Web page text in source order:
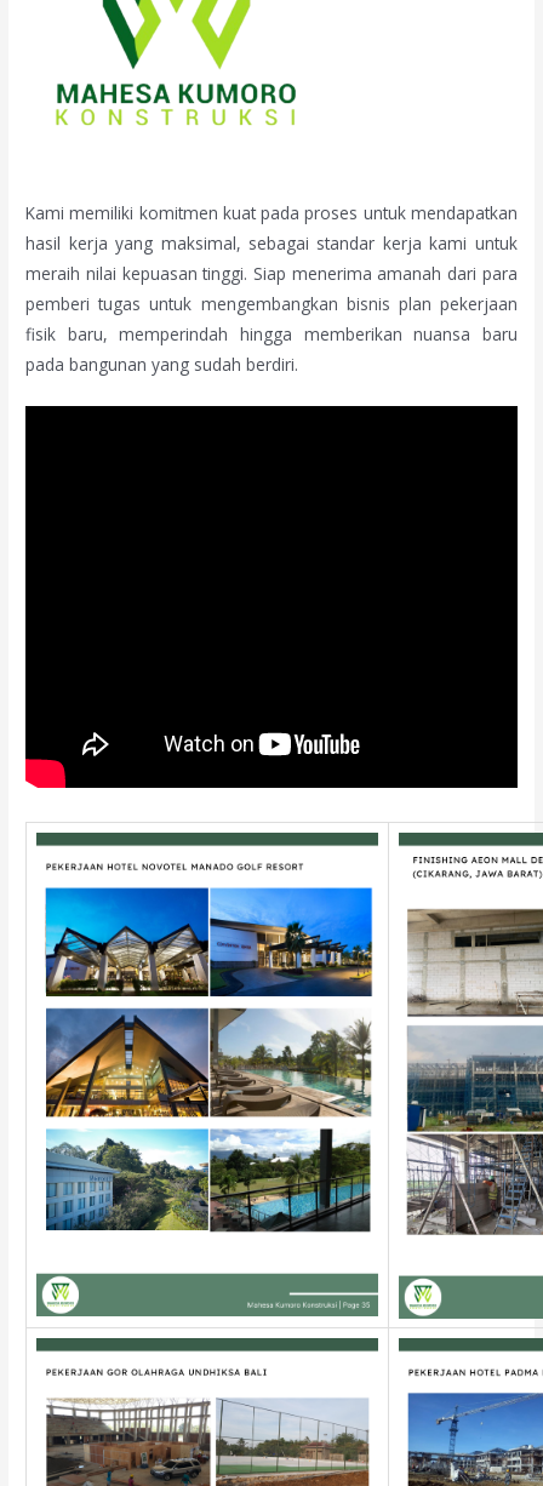
Kami memiliki komitmen kuat pada proses untuk mendapatkan
hasil kerja yang maksimal, sebagai standar kerja kami untuk
meraih nilai kepuasan tinggi. Siap menerima amanah dari para
pemberi tugas untuk mengembangkan bisnis plan pekerjaan
fisik baru, memperindah hingga memberikan nuansa baru
pada bangunan yang sudah berdiri.